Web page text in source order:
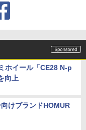
ホイール「CE28 N-p
向上
けブランドHOMUR